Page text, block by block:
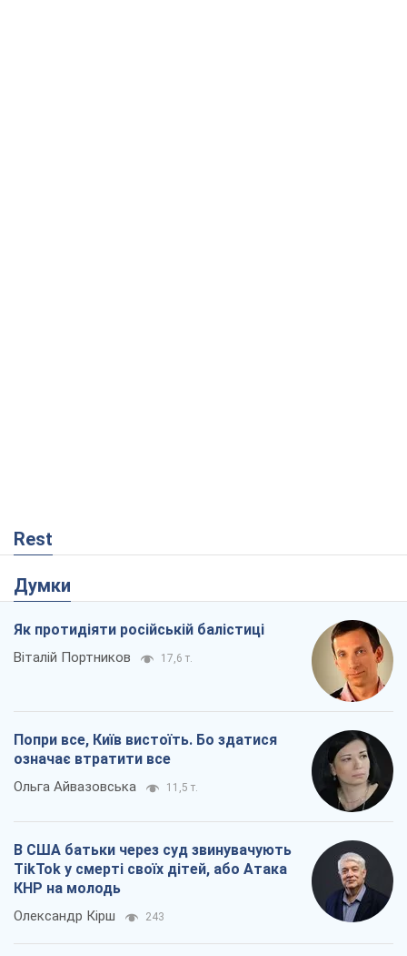
Rest
Думки
Як протидіяти російській балістиці
Віталій Портников 17,6 т.
Попри все, Київ вистоїть. Бо здатися
означає втратити все
Ольга Айвазовська 11,5 т.
В США батьки через суд звинувачують
TikTok у смерті своїх дітей, або Атака
КНР на молодь
Олександр Кірш 243